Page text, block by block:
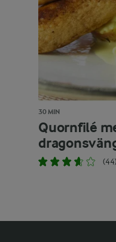
30 MIN
Quornfilé
(44)